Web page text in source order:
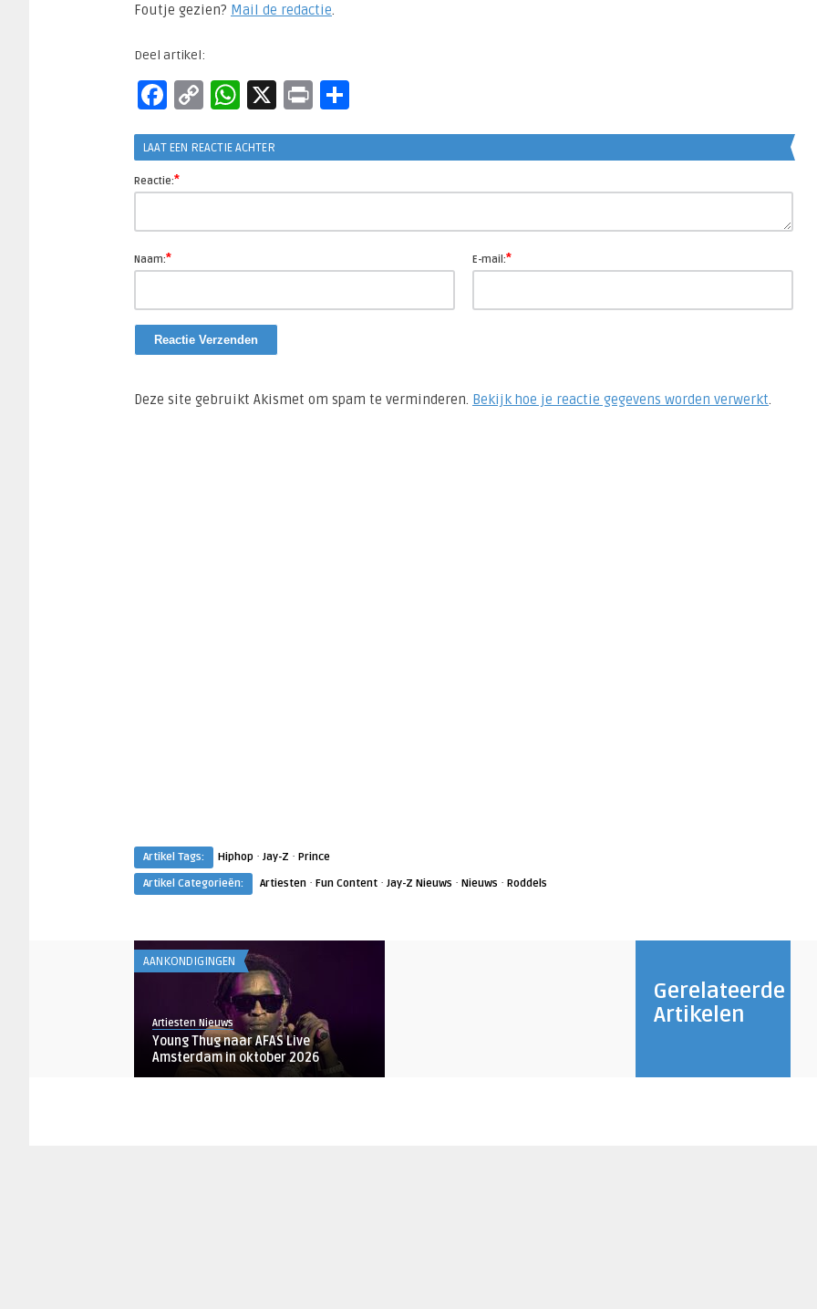
Foutje gezien? Mail de redactie.​
Deel artikel:
Facebook
CopyWhatsApp
X Print
LAAT EEN REACTIE ACHTER
Reactie:*
Naam:* E-mail:*
Deze site gebruikt Akismet om spam te verminderen. Bekijk hoe je reactie gegevens worden verwerkt.
Artikel Tags: Hiphop · Jay-Z · Prince
Artikel Categorieën:
Artiesten · Fun Content · Jay-Z Nieuws · Nieuws · Roddels
Gerelateerde
Artikelen
AANKONDIGINGEN
Artiesten Nieuws
Young Thug naar AFAS Live
Amsterdam in oktober 2026